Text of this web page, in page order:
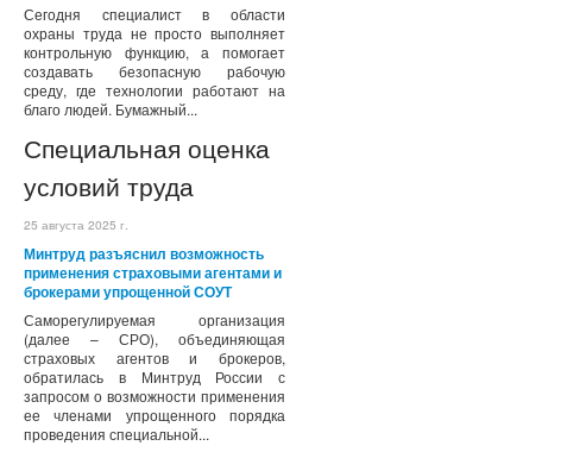
Сегодня специалист в области
охраны труда не просто выполняет
контрольную функцию, а помогает
создавать безопасную рабочую
среду, где технологии работают на
благо людей. Бумажный...
Специальная оценка
условий труда
25 августа 2025 г.
Минтруд разъяснил возможность
применения страховыми агентами и
брокерами упрощенной СОУТ
Саморегулируемая организация
(далее – СРО), объединяющая
страховых агентов и брокеров,
обратилась в Минтруд России с
запросом о возможности применения
ее членами упрощенного порядка
проведения специальной...